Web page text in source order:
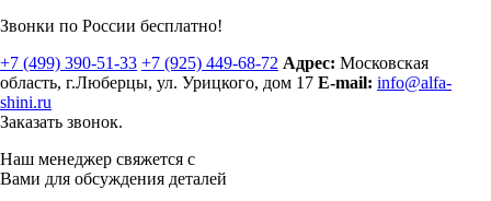
Звонки по России бесплатно!
+7 (499) 390-51-33 +7 (925) 449-68-72 Адрес: Московская
область, г.Люберцы, ул. Урицкого, дом 17 E-mail: info@alfa-
shini.ru
Заказать звонок.
Наш менеджер свяжется с
Вами для обсуждения деталей